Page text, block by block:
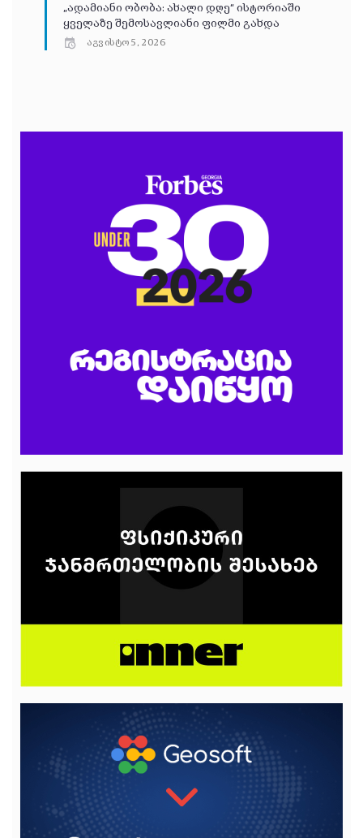
„ადამიანი ობობა: ახალი დღე“ ისტორიაში
ყველაზე შემოსავლიანი ფილმი გახდა
აგვისტო 5, 2026